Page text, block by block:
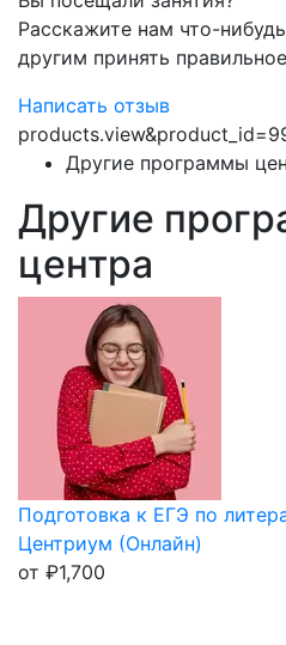
Расскажите нам что-
другим принять
Написать отзыв
Другие программы
Другие
центра
Подготовка к ЕГЭ по
Центриум (Онлайн)
от ₽1,700